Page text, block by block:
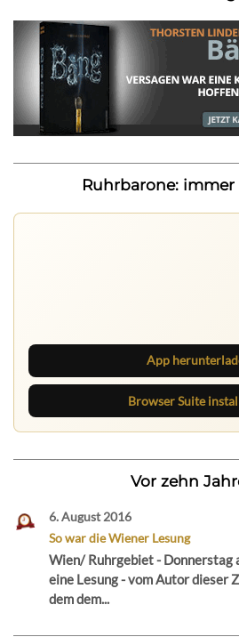
Ruhrbarone:
App
Browser Suite
Vor zehn
6. August 2016
So war die Wiener Lesung
Wien/ Ruhrgebiet - Donnerstag
eine Lesung - vom Autor dieser
dem dem...